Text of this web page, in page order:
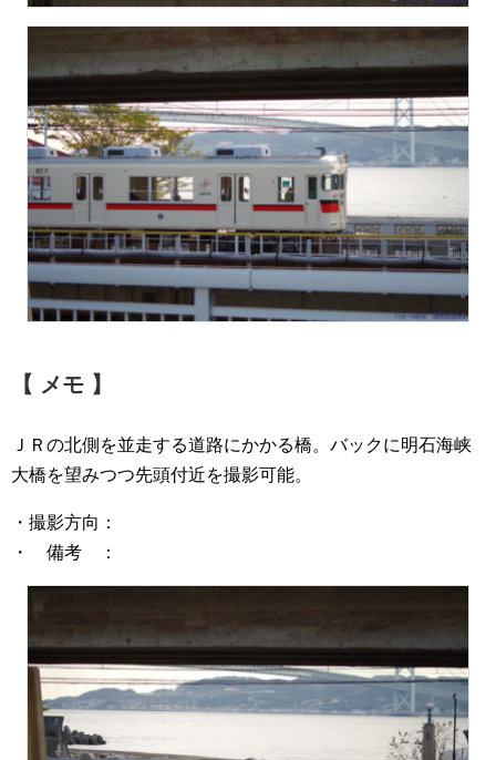
【 メモ 】
ＪＲの北側を並走する道路にかかる橋。バックに明石海峡
大橋を望みつつ先頭付近を撮影可能。
・撮影方向：
・ 備考 ：